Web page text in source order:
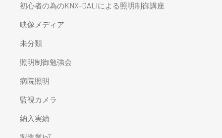
初心者の為のKNX-DALIによる照明制御講座
映像メディア
未分類
照明制御勉強会
病院照明
監視カメラ
納入実績